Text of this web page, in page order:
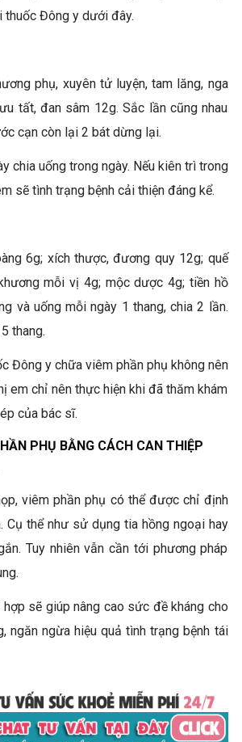
thuốc Đông y dưới đây.
phụ, xuyên tử luyện, tam lăng, nga
tất, đan sâm 12g. Sắc lần cũng nhau
cạn còn lại 2 bát dừng lại.
chia uống trong ngày. Nếu kiên trì trong
sẽ tình trạng bệnh cải thiện đáng kể.
6g; xích thược, đương quy 12g; quế
mỗi vị 4g; mộc dược 4g; tiền hồ
và uống mỗi ngày 1 thang, chia 2 lần.
thang.
Đông y chữa viêm phần phụ không nên
em chỉ nên thực hiện khi đã thăm khám
của bác sĩ.
PHỤ BẰNG CÁCH CAN THIỆP
viêm phần phụ có thể được chỉ định
Cụ thể như sử dụng tia hồng ngoại hay
Tuy nhiên vẫn cần tới phương pháp
sẽ giúp nâng cao sức đề kháng cho
ngăn ngừa hiệu quả tình trạng bệnh tái